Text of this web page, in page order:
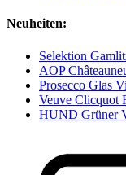
Neuheiten:
Selektion
AOP
Prosecco Glas
Veuve Clicquot
HUND Grüner